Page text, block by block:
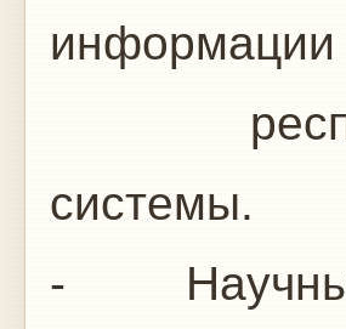
информации
системы.
- Научным